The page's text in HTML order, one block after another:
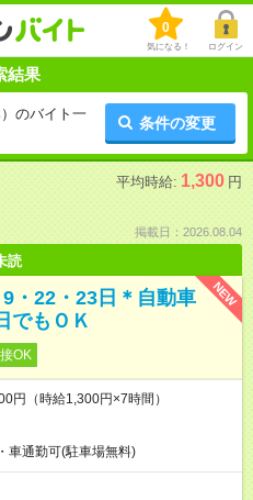
0
気になる！ ログイン
結果
のバイト一
条件の変更
平均時給: 1,300 円
掲載日：2026.08.04
読
NEW
9・22・23日＊自動車
でもＯＫ
OK
円（時給1,300円×7時間）
車通勤可(駐車場無料)